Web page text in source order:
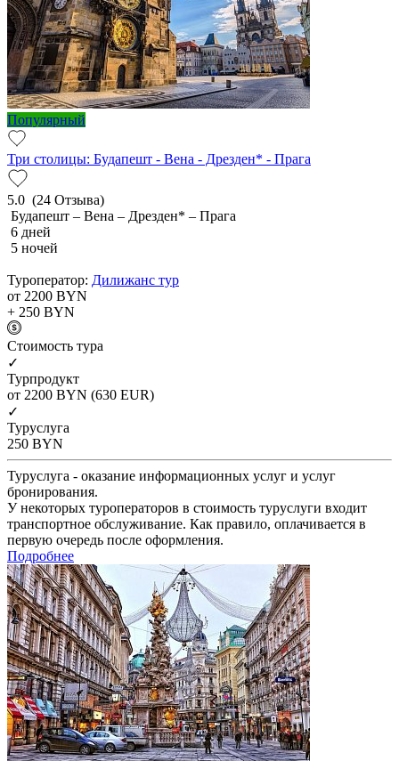
Популярный
Три столицы: Будапешт - Вена - Дрезден* - Прага
5.0 (24 Отзыва)
Будапешт – Вена – Дрезден* – Прага
6 дней
5 ночей
Туроператор: Дилижанс тур
от 2200 BYN
+ 250 BYN
Cтоимость тура
✓
Турпродукт
от 2200 BYN (630 EUR)
✓
Туруслуга
250 BYN
Туруслуга - оказание информационных услуг и услуг
бронирования.
У некоторых туроператоров в стоимость туруслуги входит
транспортное обслуживание. Как правило, оплачивается в
первую очередь после оформления.
Подробнее